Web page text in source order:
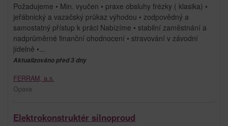
Požadujeme • Min. vyučen • praxe obsluhy frézky ( klasika) •
jeřábnický a vazačský průkaz výhodou • zodpovědný a
samostatný přístup k práci Nabízíme • stabilní zaměstnání a
nadprůměrné finanční ohodnocení • stravování v závodní
jídelně •...
Aktualizováno před 3 dny
FERRAM, a.s.
Opava
Elektrokonstruktér silnoproud